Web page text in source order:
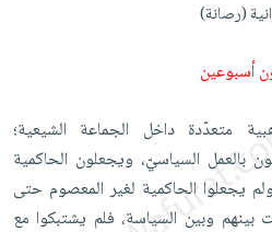
(رصانة)
أسبوعين
متعدّدة داخل الجماعة الشيعية؛
بالعمل السياسيّ، ويجعلون الحاكمية
يجعلوا الحاكمية لغير المعصوم حتى
وبين السياسة، فلم يشتبكوا مع